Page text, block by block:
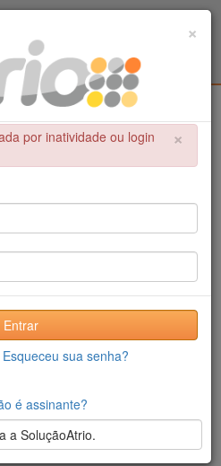
UFPB
×
A OPERAÇÃO
inatividade ou login não
×
×
por inatividade ou login
Entrar
sua senha?
é assinante?
a SoluçãoAtrio.